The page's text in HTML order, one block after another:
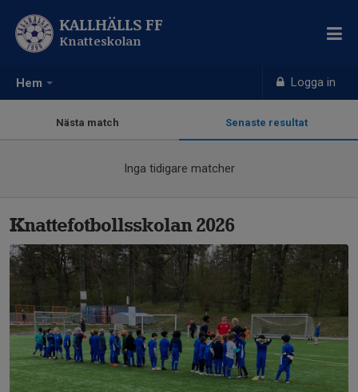
Hem Logga in
KALLHÄLLS FF
Knatteskolan
Nästa match Senaste resultat
Inga tidigare matcher
Knattefotbollsskolan 2026